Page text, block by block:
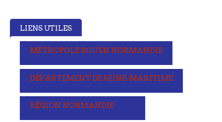
LIENS UTILES
MÉTROPOLE ROUEN NORMANDIE
DÉPARTEMENT DE SEINE-MARITIME
RÉGION NORMANDIE